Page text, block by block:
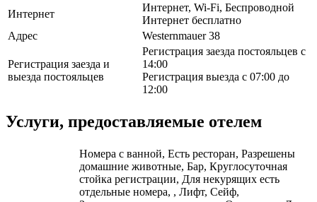
Интернет
Интернет, Wi-Fi, Беспроводной
Интернет бесплатно
Адрес
Westernmauer 38
Регистрация заезда и
выезда постояльцев
Регистрация заезда постояльцев с
14:00
Регистрация выезда с 07:00 до
12:00
Услуги, предоставляемые отелем
Номера с ванной, Есть ресторан, Разрешены
домашние животные, Бар, Круглосуточная
стойка регистрации, Для некурящих есть
отдельные номера, , Лифт, Сейф,